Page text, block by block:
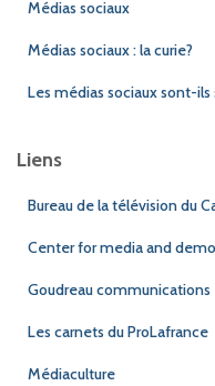
Médias sociaux
Médias sociaux : la curie?
Les médias sociaux sont-
Liens
Bureau de la télévision du
Center for media and
Goudreau communications
Les carnets du ProLafrance
Médiaculture